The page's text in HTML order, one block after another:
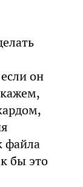
он
файла
бы это